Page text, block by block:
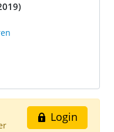
Login